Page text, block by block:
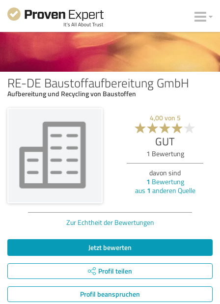
RE-DE Baustoffaufbereitung GmbH
Aufbereitung und Recycling von Baustoffen
4,00von 5
GUT
1 Bewertung
davon sind
1 Bewertung
aus 1 anderen Quelle
Zur Echtheit der Bewertungen
Jetzt bewerten
Profil teilen
Profil beanspruchen